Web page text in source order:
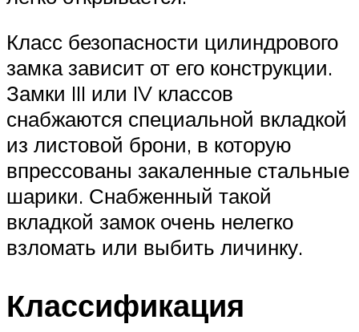
Класс безопасности цилиндрового
замка зависит от его конструкции.
Замки III или IV классов
снабжаются специальной вкладкой
из листовой брони, в которую
впрессованы закаленные стальные
шарики. Снабженный такой
вкладкой замок очень нелегко
взломать или выбить личинку.
Классификация